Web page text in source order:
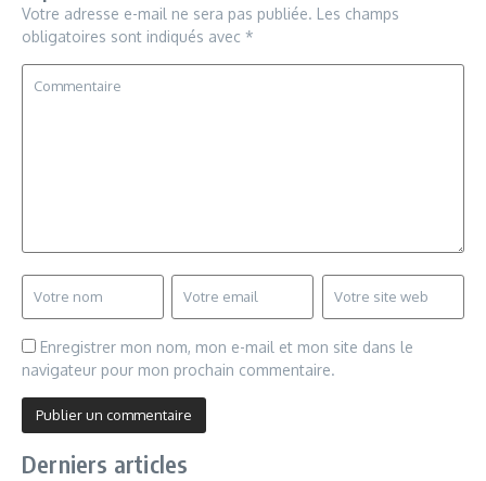
Votre adresse e-mail ne sera pas publiée. Les champs
obligatoires sont indiqués avec *
Enregistrer mon nom, mon e-mail et mon site dans le
navigateur pour mon prochain commentaire.
Derniers articles